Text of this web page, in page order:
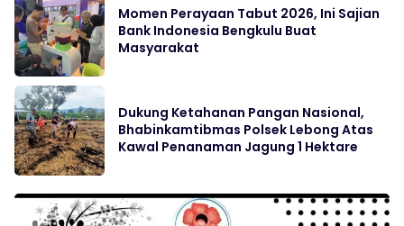
Momen Perayaan Tabut 2026, Ini Sajian
Bank Indonesia Bengkulu Buat
Masyarakat
Dukung Ketahanan Pangan Nasional,
Bhabinkamtibmas Polsek Lebong Atas
Kawal Penanaman Jagung 1 Hektare